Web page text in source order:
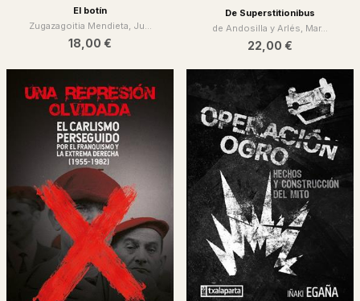
El botín
Zugazagoitia Mendieta, Ju...
18,00 €
De Superstitionibus
de Andosilla y Arlés, Mar...
22,00 €